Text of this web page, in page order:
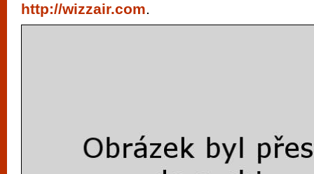
http://wizzair.com.